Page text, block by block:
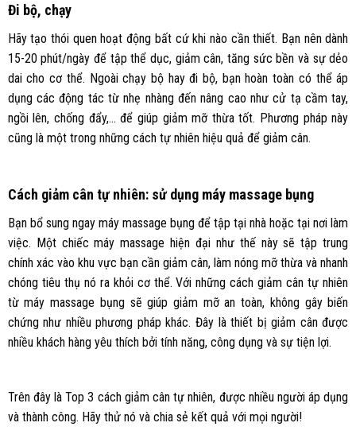
Đi bộ, chạy
Hãy tạo thói quen hoạt động bất cứ khi nào cần thiết. Bạn nên dành
15-20 phút/ngày để tập thể dục, giảm cân, tăng sức bền và sự dẻo
dai cho cơ thể. Ngoài chạy bộ hay đi bộ, bạn hoàn toàn có thể áp
dụng các động tác từ nhẹ nhàng đến nâng cao như cử tạ cầm tay,
ngồi lên, chống đẩy,… để giúp giảm mỡ thừa tốt. Phương pháp này
cũng là một trong những cách tự nhiên hiệu quả để giảm cân.
Cách giảm cân tự nhiên: sử dụng máy massage bụng
Bạn bổ sung ngay máy massage bụng để tập tại nhà hoặc tại nơi làm
việc. Một chiếc máy massage hiện đại như thế này sẽ tập trung
chính xác vào khu vực bạn cần giảm cân, làm nóng mỡ thừa và nhanh
chóng tiêu thụ nó ra khỏi cơ thể. Với những cách giảm cân tự nhiên
từ máy massage bụng sẽ giúp giảm mỡ an toàn, không gây biến
chứng như nhiều phương pháp khác. Đây là thiết bị giảm cân được
nhiều khách hàng yêu thích bởi tính năng, công dụng và sự tiện lợi.
Trên đây là Top 3 cách giảm cân tự nhiên, được nhiều người áp dụng
và thành công. Hãy thử nó và chia sẻ kết quả với mọi người!